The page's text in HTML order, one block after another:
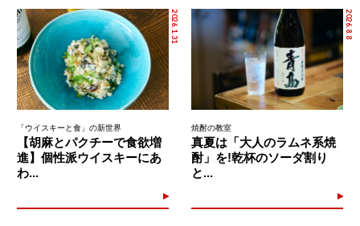
2026.1.31
「ウイスキーと食」の新世界
【胡麻とパクチーで食欲増
進】個性派ウイスキーにあ
わ...
2026.8.8
焼酎の教室
真夏は「大人のラムネ系焼
酎」を!乾杯のソーダ割り
と...